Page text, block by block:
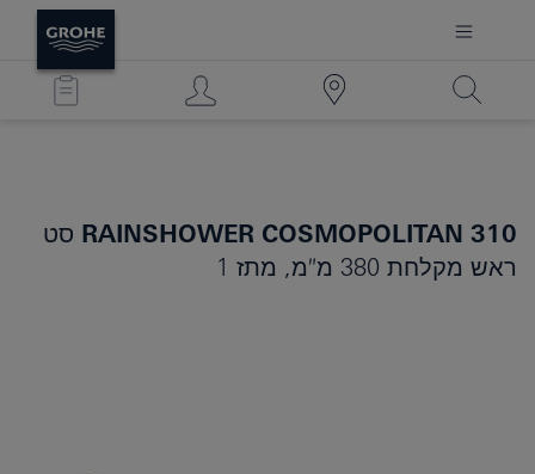
RAINSHOWER COSMOPOLITAN 310 סט
ראש מקלחת 380 מ″מ, מתז 1